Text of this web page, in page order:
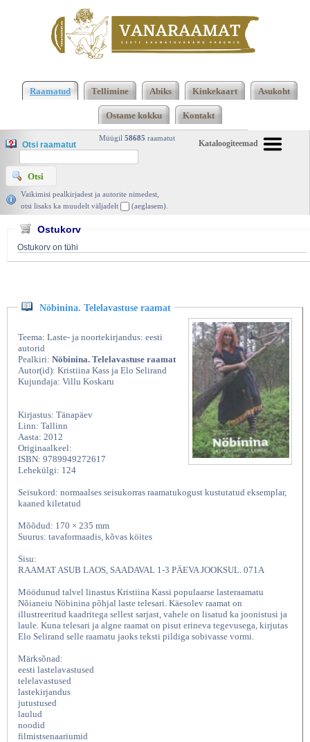
Telelavastuse raamat, Kristiina Kass ja Elo
Selirand, Tänapäev 2012 | vanaraamat. ee
Raamatud Tellimine Abiks Kinkekaart Asukoht
Ostame kokku Kontakt
Kataloogiteemad
Müügil 58685 raamatut
Otsi raamatut
Vaikimisi pealkirjadest ja autorite nimedest,
otsi lisaks ka muudelt väljadelt
(aeglasem).
Ostukorv
Ostukorv on tühi
Nöbinina. Telelavastuse raamat
Teema: Laste- ja noortekirjandus: eesti
autorid
Pealkiri: Nöbinina. Telelavastuse raamat
Autor(id): Kristiina Kass ja Elo Selirand
Kujundaja: Villu Koskaru
Kirjastus: Tänapäev
Linn: Tallinn
Aasta: 2012
Originaalkeel:
ISBN: 9789949272617
Lehekülgi: 124
Seisukord: normaalses seisukorras raamatukogust kustutatud eksemplar,
kaaned kiletatud
Mõõdud: 170 × 235 mm
Suurus: tavaformaadis, kõvas köites
Sisu:
RAAMAT ASUB LAOS, SAADAVAL 1-3 PÄEVA JOOKSUL. 071A
Möödunud talvel linastus Kristiina Kassi populaarse lasteraamatu
Nõianeiu Nöbinina põhjal laste telesari. Käesolev raamat on
illustreeritud kaadritega sellest sarjast, vahele on lisatud ka joonistusi ja
laule. Kuna telesari ja algne raamat on pisut erineva tegevusega, kirjutas
Elo Selirand selle raamatu jaoks teksti pildiga sobivasse vormi.
Märksõnad:
eesti lastelavastused
telelavastused
lastekirjandus
jutustused
laulud
noodid
filmistsenaariumid